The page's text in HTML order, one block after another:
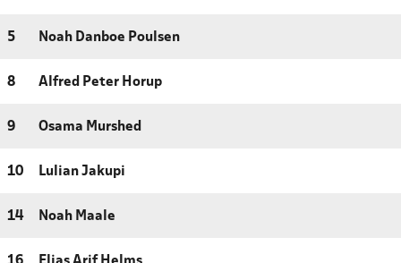
5 Noah Danboe Poulsen
8 Alfred Peter Horup
9 Osama Murshed
10 Lulian Jakupi
14 Noah Maale